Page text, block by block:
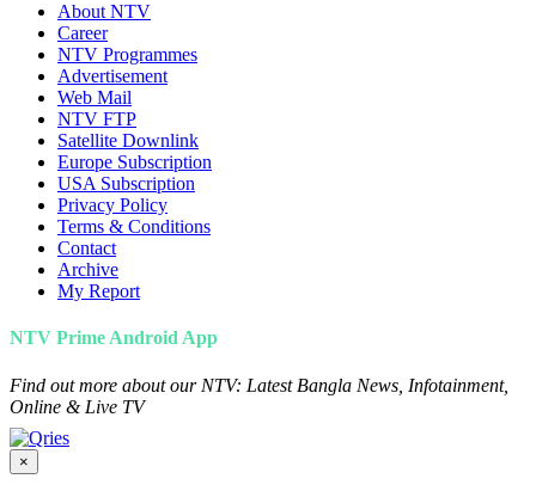
About NTV
Career
NTV Programmes
Advertisement
Web Mail
NTV FTP
Satellite Downlink
Europe Subscription
USA Subscription
Privacy Policy
Terms & Conditions
Contact
Archive
My Report
NTV Prime Android App
Find out more about our NTV: Latest Bangla News, Infotainment,
Online & Live TV
×